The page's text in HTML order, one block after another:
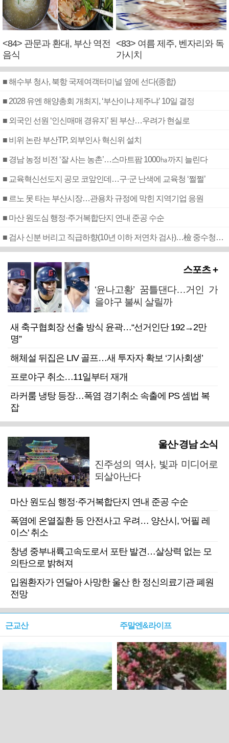
<84> 관문과 환대, 부산 역전
음식
<83> 여름 제주, 벤자리와 독
가시치
■ 해수부 청사, 북항 국제여객터미널 옆에 선다(종합)
■ 2028 유엔 해양총회 개최지, ‘부산이냐 제주냐’ 10일 결정
■ 외국인 선원 ‘인신매매 경유지’ 된 부산…우려가 현실로
■ 비위 논란 부산TP, 외부인사 혁신위 설치
■ 경남 농정 비전 ‘잘 사는 농촌’…스마트팜 1000㏊까지 늘린다
■ 교육혁신선도지 공모 코앞인데…구·군 난색에 교육청 ‘쩔쩔’
■ 르노 못 타는 부산시장…관용차 규정에 막힌 지역기업 응원
■ 마산 원도심 행정·주거복합단지 연내 준공 수순
■ 검사 신분 버리고 직급하향(10년 이하 저연차 검사)…檢 중수청행 기피
스포츠 +
‘윤나고황’ 꿈틀댄다…거인 가
을야구 불씨 살릴까
새 축구협회장 선출 방식 윤곽…“선거인단 192→2만
명”
해체설 뒤집은 LIV 골프…새 투자자 확보 ‘기사회생’
프로야구 취소…11일부터 재개
라커룸 냉탕 등장…폭염 경기취소 속출에 PS 셈법 복
잡
울산·경남 소식
진주성의 역사, 빛과 미디어로
되살아난다
마산 원도심 행정·주거복합단지 연내 준공 수순
폭염에 온열질환 등 안전사고 우려… 양산시, '어필 레
이스' 취소
창녕 중부내륙고속도로서 포탄 발견…살상력 없는 모
의탄으로 밝혀져
입원환자가 연달아 사망한 울산 한 정신의료기관 폐원
전망
근교산 주말엔&라이프